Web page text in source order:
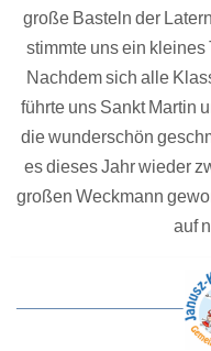
große Basteln der
stimmte uns ein
Nachdem sich alle
führte uns Sankt Martin
die wunderschön
es dieses Jahr wieder
großen Weckmann
auf